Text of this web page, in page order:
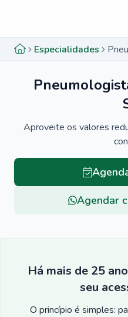
Especialidades
Aproveite os valores
Agendar
Há mais de 25
seu
O princípio é simples: